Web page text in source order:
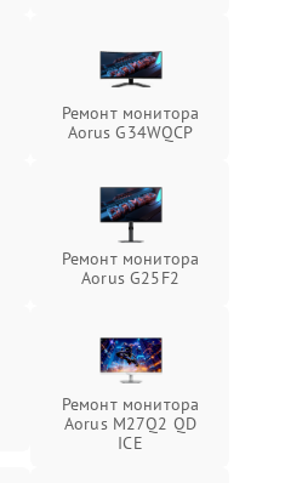
Ремонт монитора
Aorus G34WQCP
Ремонт монитора
Aorus G25F2
Ремонт монитора
Aorus M27Q2 QD
ICE